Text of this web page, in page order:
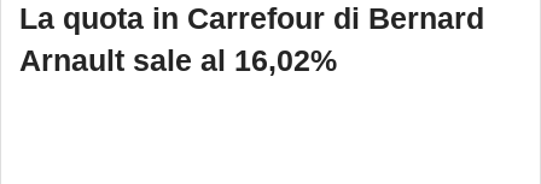
La quota in Carrefour di Bernard
Arnault sale al 16,02%